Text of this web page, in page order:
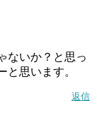
ないか？と思っ
思います。
返信